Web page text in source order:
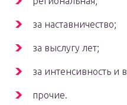
за наставничество;
за выслугу лет;
за интенсивность и
прочие.